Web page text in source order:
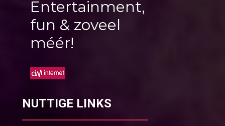
Entertainment,
fun & zoveel
méér!
NUTTIGE LINKS